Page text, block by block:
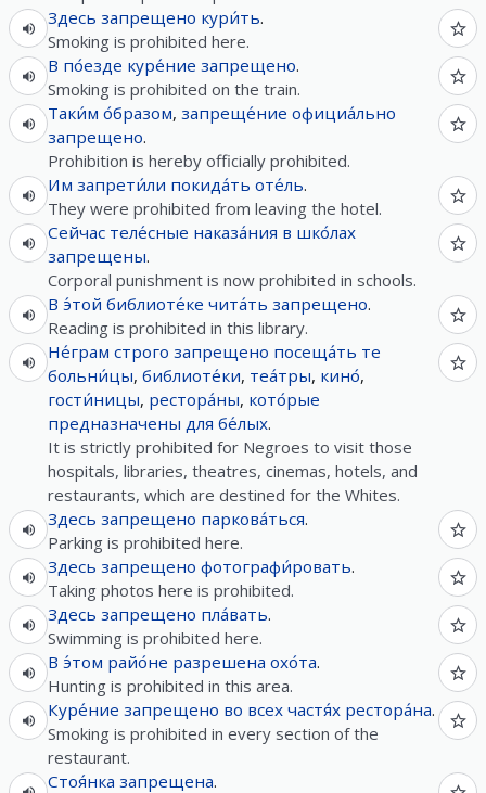
Здесь запрещено кури́ть.
Smoking is prohibited here.
В по́езде куре́ние запрещено.
Smoking is prohibited on the train.
Таки́м о́бразом, запреще́ние официа́льно
запрещено.
Prohibition is hereby officially prohibited.
Им запрети́ли покида́ть оте́ль.
They were prohibited from leaving the hotel.
Сейчас теле́сные наказа́ния в шко́лах
запрещены.
Corporal punishment is now prohibited in schools.
В э́той библиоте́ке чита́ть запрещено.
Reading is prohibited in this library.
Не́грам строго запрещено посеща́ть те
больни́цы, библиоте́ки, теа́тры, кино́,
гости́ницы, рестора́ны, кото́рые
предназначены для бе́лых.
It is strictly prohibited for Negroes to visit those
hospitals, libraries, theatres, cinemas, hotels, and
restaurants, which are destined for the Whites.
Здесь запрещено паркова́ться.
Parking is prohibited here.
Здесь запрещено фотографи́ровать.
Taking photos here is prohibited.
Здесь запрещено пла́вать.
Swimming is prohibited here.
В э́том райо́не разрешена охо́та.
Hunting is prohibited in this area.
Куре́ние запрещено во всех частя́х рестора́на.
Smoking is prohibited in every section of the
restaurant.
Стоя́нка запрещена.